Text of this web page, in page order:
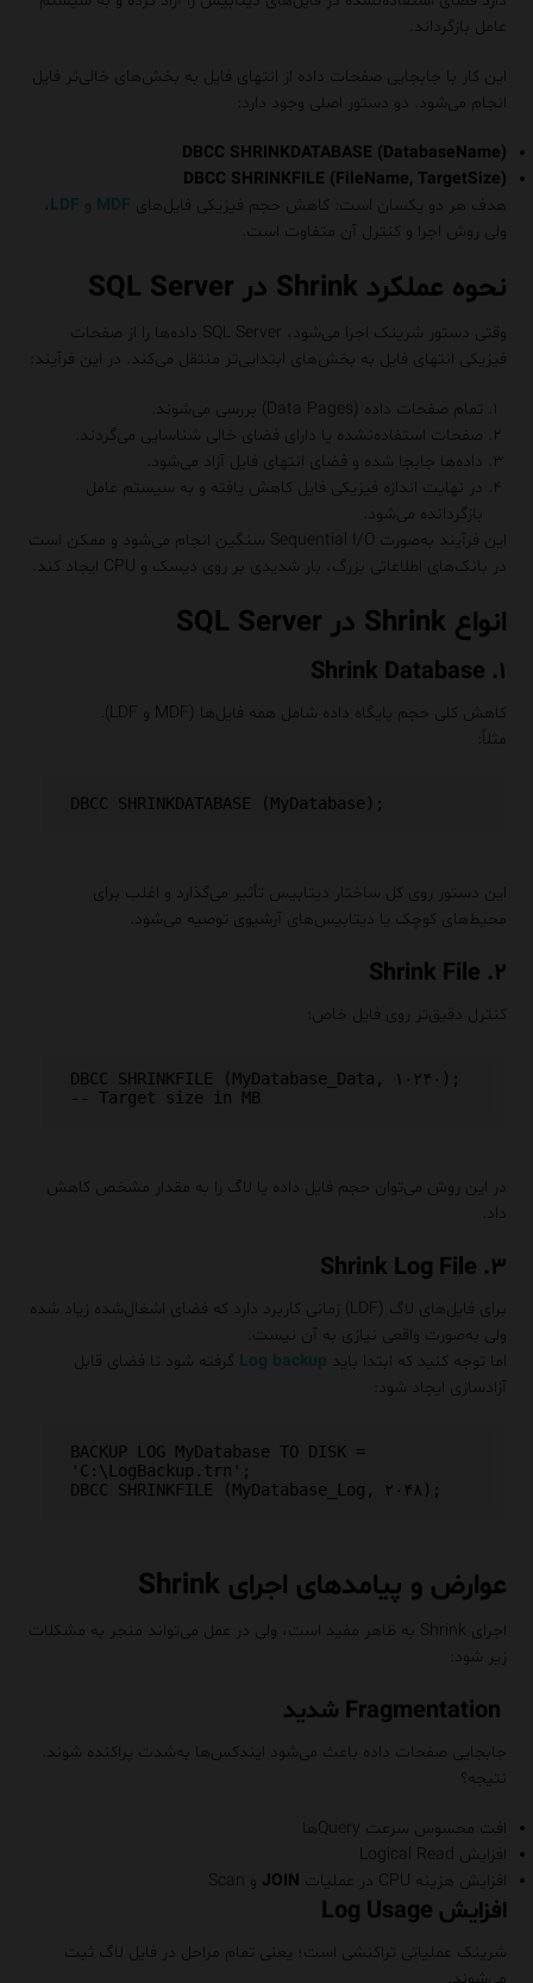
عامل بازگرداند.
این کار با جابجایی صفحات داده از انتهای فایل به بخش‌های خالی‌تر فایل
انجام می‌شود. دو دستور اصلی وجود دارد:
DBCC SHRINKDATABASE (DatabaseName)
DBCC SHRINKFILE (FileName, TargetSize)
هدف هر دو یکسان است: کاهش حجم فیزیکی فایل‌های MDF و LDF
،
ولی روش اجرا و کنترل آن متفاوت است.
نحوه عملکرد Shrink در SQL Server
وقتی دستور شرینک اجرا می‌شود، SQL Server داده‌ها را از صفحات
فیزیکی انتهای فایل به بخش‌های ابتدایی‌تر منتقل می‌کند. در این فرآیند:
تمام صفحات داده (Data Pages) بررسی می‌شوند.
صفحات استفاده‌نشده یا دارای فضای خالی شناسایی می‌گردند.
داده‌ها جابجا شده و فضای انتهای فایل آزاد می‌شود.
در نهایت اندازه فیزیکی فایل کاهش یافته و به سیستم عامل
بازگردانده می‌شود.
این فرآیند به‌صورت Sequential I/O سنگین انجام می‌شود و ممکن است
در بانک‌های اطلاعاتی بزرگ، بار شدیدی بر روی دیسک و CPU ایجاد کند.
انواع Shrink در SQL Server
۱. Shrink Database
کاهش کلی حجم پایگاه داده شامل همه فایل‌ها (MDF و LDF).
مثلاً:
این دستور روی کل ساختار دیتابیس تأثیر می‌گذارد و اغلب برای
محیط‌های کوچک یا دیتابیس‌های آرشیوی توصیه می‌شود.
۲. Shrink File
کنترل دقیق‌تر روی فایل خاص:
DBCC SHRINKFILE (MyDatabase_Data, ۱۰۲۴۰);
در این روش می‌توان حجم فایل داده یا لاگ را به مقدار مشخص کاهش
داد.
۳. Shrink Log File
برای فایل‌های لاگ (LDF) زمانی کاربرد دارد که فضای اشغال‌شده زیاد شده
ولی به‌صورت واقعی نیازی به آن نیست.
اما توجه کنید که ابتدا باید Log backup گرفته شود تا فضای قابل
آزادسازی ایجاد شود:
BACKUP LOG MyDatabase TO DISK =
'C:\LogBackup.trn';
عوارض و پیامدهای اجرای Shrink
اجرای Shrink به ظاهر مفید است، ولی در عمل می‌تواند منجر به مشکلات
زیر شود:
جابجایی صفحات داده باعث می‌شود ایندکس‌ها به‌شدت پراکنده شوند.
نتیجه؟
افت محسوس سرعت Queryها
افزایش Logical Read
افزایش هزینه CPU در عملیات
JOIN و Scan
افزایش Log Usage
شرینک عملیاتی تراکنشی است؛ یعنی تمام مراحل در فایل لاگ ثبت